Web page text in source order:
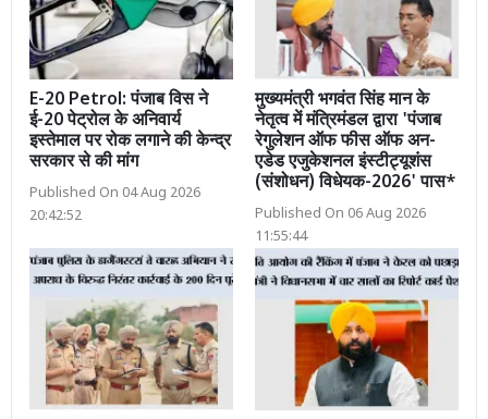
E-20 Petrol: पंजाब विस ने
ई-20 पेट्रोल के अनिवार्य
इस्तेमाल पर रोक लगाने की केन्द्र
सरकार से की मांग
Published On 04 Aug 2026
20:42:52
मुख्यमंत्री भगवंत सिंह मान के
नेतृत्व में मंत्रिमंडल द्वारा 'पंजाब
रेगुलेशन ऑफ फीस ऑफ अन-
एडेड एजुकेशनल इंस्टीट्यूशंस
(संशोधन) विधेयक-2026' पास*
Published On 06 Aug 2026
11:55:44